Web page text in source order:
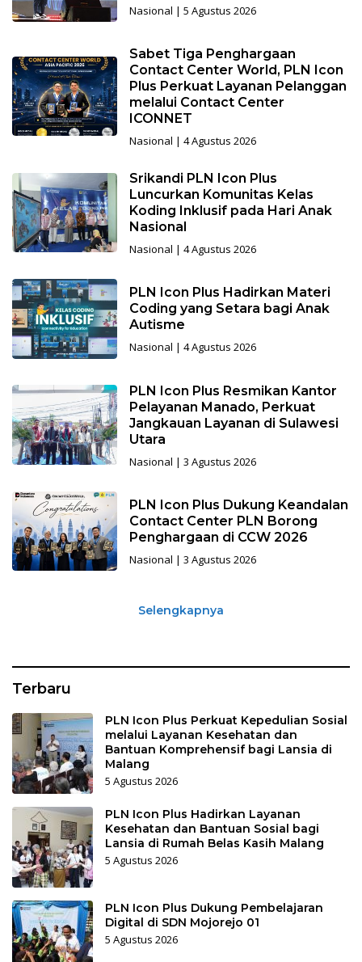
Nasional | 5 Agustus 2026
Sabet Tiga Penghargaan
Contact Center World, PLN Icon
Plus Perkuat Layanan Pelanggan
melalui Contact Center
ICONNET
Nasional | 4 Agustus 2026
Srikandi PLN Icon Plus
Luncurkan Komunitas Kelas
Koding Inklusif pada Hari Anak
Nasional
Nasional | 4 Agustus 2026
PLN Icon Plus Hadirkan Materi
Coding yang Setara bagi Anak
Autisme
Nasional | 4 Agustus 2026
PLN Icon Plus Resmikan Kantor
Pelayanan Manado, Perkuat
Jangkauan Layanan di Sulawesi
Utara
Nasional | 3 Agustus 2026
PLN Icon Plus Dukung Keandalan
Contact Center PLN Borong
Penghargaan di CCW 2026
Nasional | 3 Agustus 2026
Selengkapnya
Terbaru
PLN Icon Plus Perkuat Kepedulian Sosial
melalui Layanan Kesehatan dan
Bantuan Komprehensif bagi Lansia di
Malang
5 Agustus 2026
PLN Icon Plus Hadirkan Layanan
Kesehatan dan Bantuan Sosial bagi
Lansia di Rumah Belas Kasih Malang
5 Agustus 2026
PLN Icon Plus Dukung Pembelajaran
Digital di SDN Mojorejo 01
5 Agustus 2026